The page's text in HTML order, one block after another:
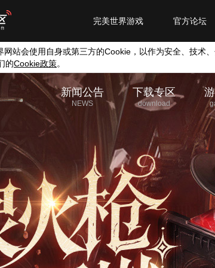
官方论坛
完美世界游戏
网站会使用自身或第三方的Cookie ，以作为安全、技术
的Cookie政策。
新闻公告
NEWS
下载专区
download